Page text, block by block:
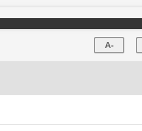
A-